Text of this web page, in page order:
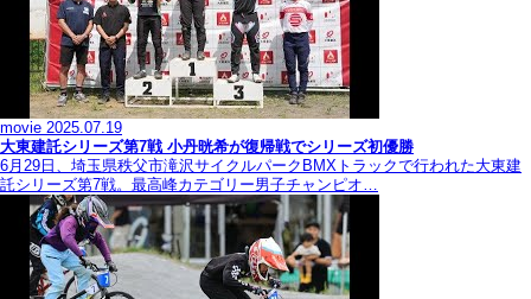
movie 2025.07.19
大東建託シリーズ第7戦 ⼩丹晄希が復帰戦でシリーズ初優勝
6月29日、埼玉県秩父市滝沢サイクルパークBMXトラックで行われた大東建
託シリーズ第7戦。最高峰カテゴリー男子チャンピオ…